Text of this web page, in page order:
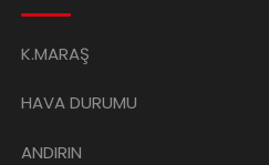
K.MARAŞ
HAVA DURUMU
ANDIRIN